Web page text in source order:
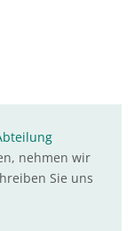
nehmen wir
Sie uns